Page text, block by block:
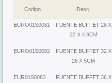
Codigo Desc.
EURO01S0081
FUENTE BUFFET 28 X
22 X 4.9CM
EURO01S0082
FUENTE BUFFET 32 X
26 X 5CM
EUR01S0083
FUENTE BUFFET 36 X